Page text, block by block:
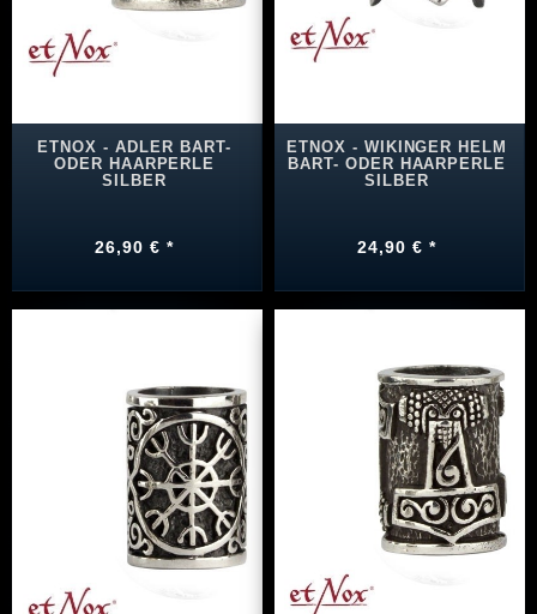
ETNOX - ADLER BART-
ODER HAARPERLE
SILBER
26,90 € *
ETNOX - WIKINGER HELM
BART- ODER HAARPERLE
SILBER
24,90 € *